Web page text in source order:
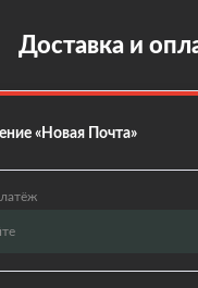
Доставка и
«Новая Почта»